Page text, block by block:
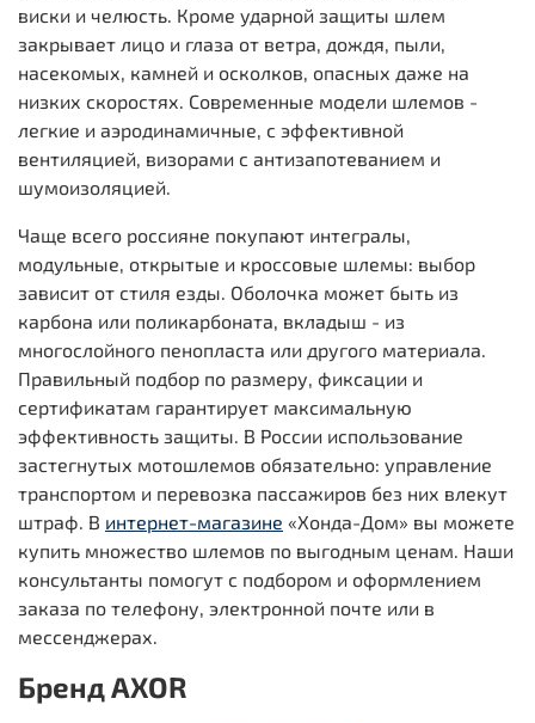
виски и челюсть. Кроме ударной защиты шлем
закрывает лицо и глаза от ветра, дождя, пыли,
насекомых, камней и осколков, опасных даже на
низких скоростях. Современные модели шлемов -
легкие и аэродинамичные, с эффективной
вентиляцией, визорами с антизапотеванием и
шумоизоляцией.
Чаще всего россияне покупают интегралы,
модульные, открытые и кроссовые шлемы: выбор
зависит от стиля езды. Оболочка может быть из
карбона или поликарбоната, вкладыш - из
многослойного пенопласта или другого материала.
Правильный подбор по размеру, фиксации и
сертификатам гарантирует максимальную
эффективность защиты. В России использование
застегнутых мотошлемов обязательно: управление
транспортом и перевозка пассажиров без них влекут
штраф. В интернет-магазине «Хонда-Дом» вы можете
купить множество шлемов по выгодным ценам. Наши
консультанты помогут с подбором и оформлением
заказа по телефону, электронной почте или в
мессенджерах.
Бренд AXOR